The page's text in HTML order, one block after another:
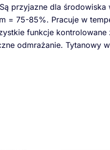
przyjazne dla środowiska
= 75-85%. Pracuje w
funkcje kontrolowane
odmrażanie. Tytanowy